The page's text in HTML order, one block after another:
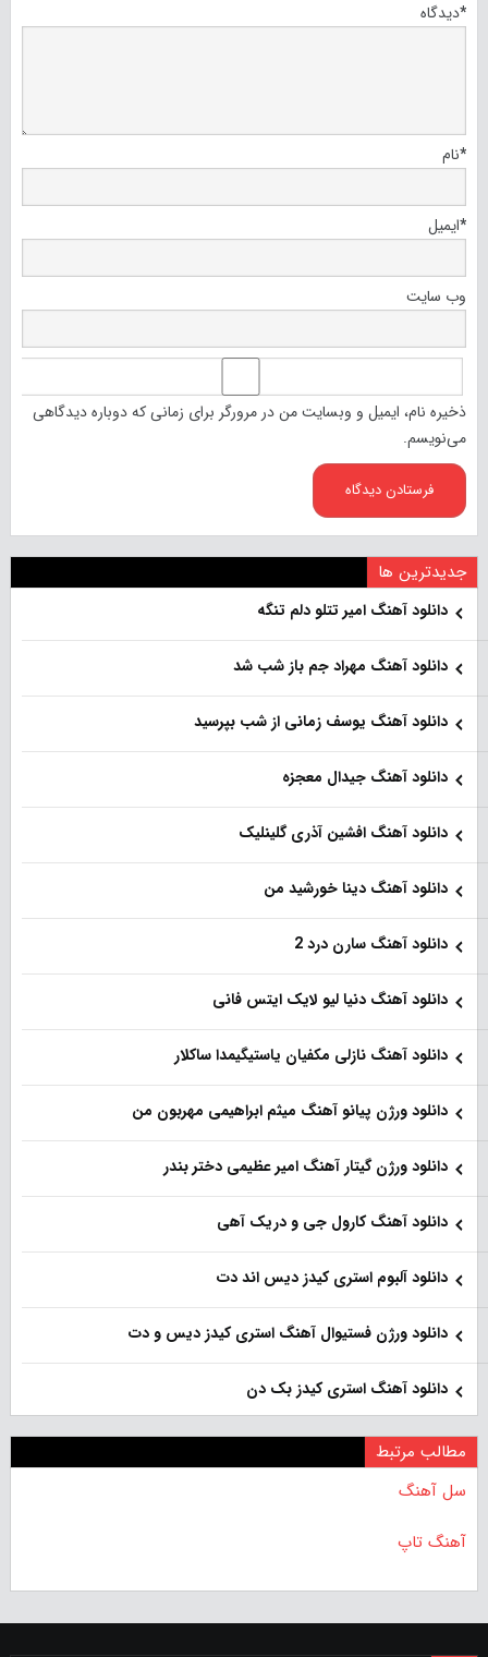
دیدگاه*
نام*
ایمیل*
وب‌ سایت
ذخیره نام، ایمیل و وبسایت من در مرورگر برای زمانی که دوباره دیدگاهی
می‌نویسم.
جدیدترین ها
دانلود آهنگ امیر تتلو دلم تنگه
دانلود آهنگ مهراد جم باز شب شد
دانلود آهنگ یوسف زمانی از شب بپرسید
دانلود آهنگ جیدال معجزه
دانلود آهنگ افشین آذری گلینلیک
دانلود آهنگ دینا خورشید من
دانلود آهنگ سارن درد 2
دانلود آهنگ دنیا لیو لایک ایتس فانی
دانلود آهنگ نازلی مکفیان یاستیگیمدا ساکلار
دانلود ورژن پیانو آهنگ میثم ابراهیمی مهربون من
دانلود ورژن گیتار آهنگ امیر عظیمی دختر بندر
دانلود آهنگ کارول جی و دریک آهی
دانلود آلبوم استری کیدز دیس اند دت
دانلود ورژن فستیوال آهنگ استری کیدز دیس و دت
دانلود آهنگ استری کیدز بک دن
مطالب مرتبط
سل آهنگ
آهنگ تاپ